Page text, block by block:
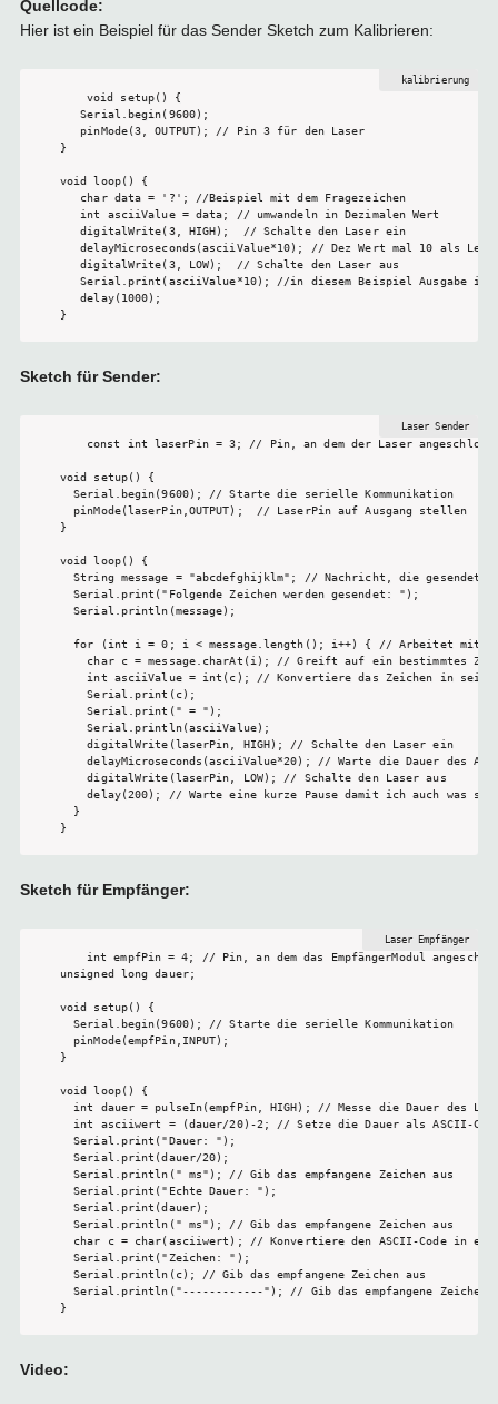
Quellcode:
Hier ist ein Beispiel für das Sender Sketch zum Kalibrieren:
void setup() {
   Serial.begin(9600);
   pinMode(3, OUTPUT); // Pin 3 für den Laser
}
void loop() {
   char data = '?'; //Beispiel mit dem Fragezeichen
   int asciiValue = data; // umwandeln in Dezimalen Wert
   digitalWrite(3, HIGH);  // Schalte den Laser ein
delayMicroseconds(asciiValue*10); // Dez Wert mal 10 als
   digitalWrite(3, LOW);  // Schalte den Laser aus
Serial.print(asciiValue*10); //in diesem Beispiel Ausgabe im
   delay(1000);
Sketch für Sender:
const int laserPin = 3; // Pin, an dem der Laser
void setup() {
  Serial.begin(9600); // Starte die serielle Kommunikation
  pinMode(laserPin,OUTPUT);  // LaserPin auf Ausgang stellen
}
void loop() {
String message = "abcdefghijklm"; // Nachricht, die gesendet
  Serial.print("Folgende Zeichen werden gesendet: ");
  Serial.println(message);
for (int i = 0; i < message.length(); i++) { // Arbeitet mit
char c = message.charAt(i); // Greift auf ein bestimmtes
int asciiValue = int(c); // Konvertiere das Zeichen in
    Serial.print(c);
    Serial.print(" = ");
    Serial.println(asciiValue);
    digitalWrite(laserPin, HIGH); // Schalte den Laser ein
delayMicroseconds(asciiValue*20); // Warte die Dauer des
    digitalWrite(laserPin, LOW); // Schalte den Laser aus
delay(200); // Warte eine kurze Pause damit ich auch was
  }
}
Sketch für Empfänger:
int empfPin = 4; // Pin, an dem das EmpfängerModul
unsigned long dauer;
void setup() {
  Serial.begin(9600); // Starte die serielle Kommunikation
  pinMode(empfPin,INPUT);
}
void loop() {
int dauer = pulseIn(empfPin, HIGH); // Messe die Dauer des
int asciiwert = (dauer/20)-2; // Setze die Dauer als ASCII-
  Serial.print("Dauer: ");
  Serial.print(dauer/20);
  Serial.println(" ms"); // Gib das empfangene Zeichen aus
  Serial.print("Echte Dauer: ");
  Serial.print(dauer);
  Serial.println(" ms"); // Gib das empfangene Zeichen aus
char c = char(asciiwert); // Konvertiere den ASCII-Code in ein
  Serial.print("Zeichen: ");
  Serial.println(c); // Gib das empfangene Zeichen aus
Serial.println("------------"); // Gib das empfangene Zeichen
}
Video: